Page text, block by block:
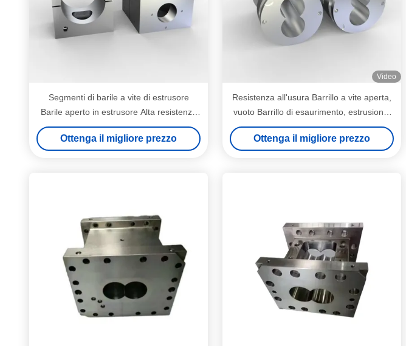
Segmenti di barile a vite di estrusore
Barile aperto in estrusore Alta resistenza
all'abrasione Per l'industria alimentare
Ottenga il migliore prezzo
Video
Resistenza all'usura Barrillo a vite aperta,
vuoto Barrillo di esaurimento, estrusione,
resistenza alla corrosione media
Ottenga il migliore prezzo